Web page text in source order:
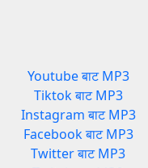
Youtube बाट MP3
Tiktok बाट MP3
Instagram बाट MP3
Facebook बाट MP3
Twitter बाट MP3